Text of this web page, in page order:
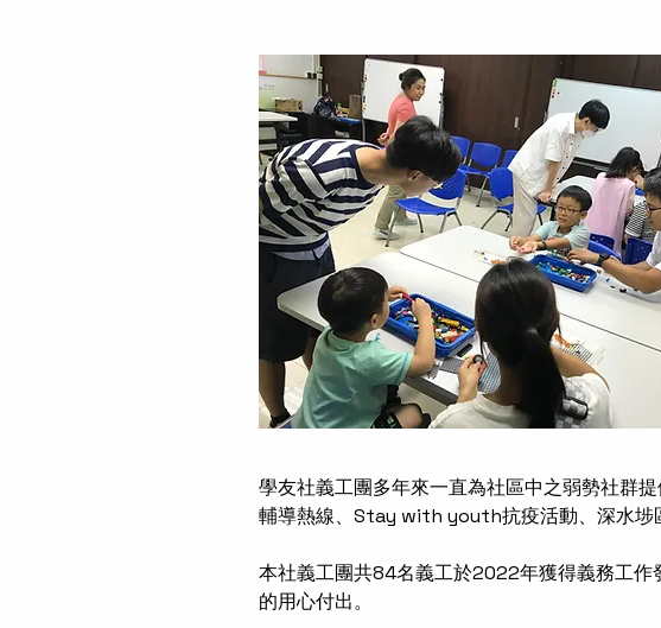
學友社義工團多年來一直為社區中之弱勢社群
輔導熱線、Stay with youth抗疫活動、深水埗
本社義工團共84名義工於2022年獲得義務工
的用心付出。